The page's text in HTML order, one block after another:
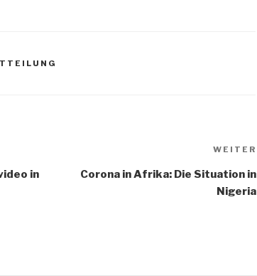
in
WEITER
Corona in Afrika: Die Situation in
Nigeria